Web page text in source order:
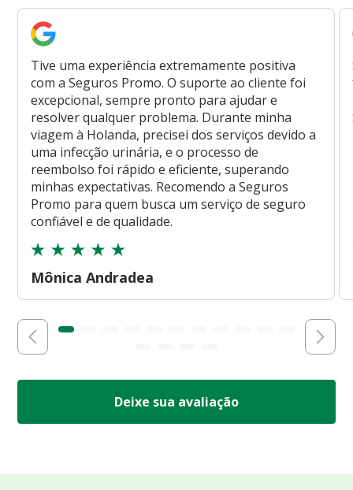
Tive uma experiência extremamente positiva
com a Seguros Promo. O suporte ao cliente foi
excepcional, sempre pronto para ajudar e
resolver qualquer problema. Durante minha
viagem à Holanda, precisei dos serviços devido a
uma infecção urinária, e o processo de
reembolso foi rápido e eficiente, superando
minhas expectativas. Recomendo a Seguros
Promo para quem busca um serviço de seguro
confiável e de qualidade.
Mônica Andradea
Deixe sua avaliação